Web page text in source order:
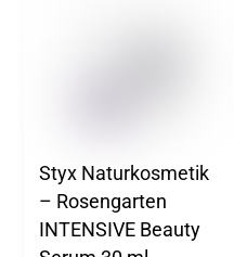
Styx Naturkosmetik
– Rosengarten
INTENSIVE Beauty